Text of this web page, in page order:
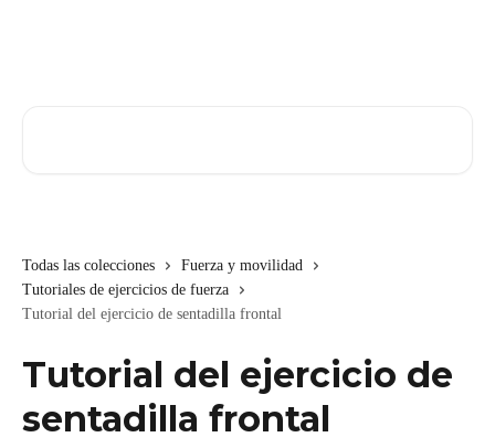
Todas las colecciones
Fuerza y movilidad
Tutoriales de ejercicios de fuerza
Tutorial del ejercicio de sentadilla frontal
Tutorial del ejercicio de
sentadilla frontal